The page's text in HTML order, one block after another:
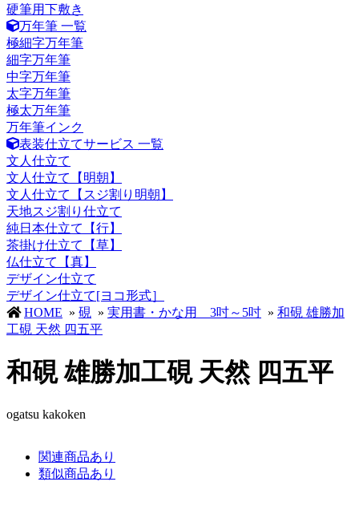
硬筆用下敷き
万年筆 一覧
極細字万年筆
細字万年筆
中字万年筆
太字万年筆
極太万年筆
万年筆インク
表装仕立てサービス 一覧
文人仕立て
文人仕立て【明朝】
文人仕立て【スジ割り明朝】
天地スジ割り仕立て
純日本仕立て【行】
茶掛け仕立て【草】
仏仕立て【真】
デザイン仕立て
デザイン仕立て[ヨコ形式］
HOME » 硯 » 実用書・かな用 3吋～5吋 » 和硯 雄勝加
工硯 天然 四五平
和硯 雄勝加工硯 天然 四五平
ogatsu kakoken
関連商品あり
類似商品あり